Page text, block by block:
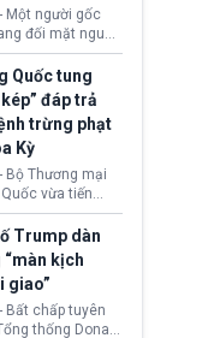
Một người gốc
đối mặt nguy
xuất khỏi Hoa
khi đã chấp hành
án liên quan
ác từ hơn 30
tại California.
Quốc tung
đáp trả
trừng phạt
Kỳ
Bộ Thương mại
vừa tiến
đặt lệnh trừng
hàng loạt thực
siết chặt kiểm
khẩu máy bay
lái (UAV)
Kỳ. Động thái
đáp trả các
Trump dàn
“màn kịch
giao”
Bất chấp tuyên
thống Donald